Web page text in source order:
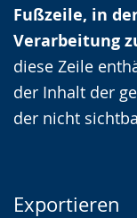
Fußzeile, in
Verarbeitung
diese Zeile
der Inhalt der
der nicht
Exportieren